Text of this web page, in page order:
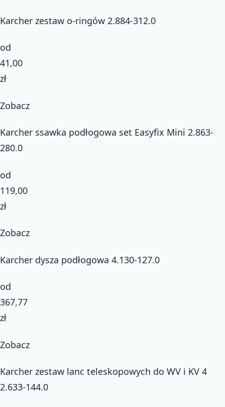
Karcher zestaw o-ringów 2.884-312.0
od
41,00
zł
Zobacz
Karcher ssawka podłogowa set Easyfix Mini 2.863-
280.0
od
119,00
zł
Zobacz
Karcher dysza podłogowa 4.130-127.0
od
367,77
zł
Zobacz
Karcher zestaw lanc teleskopowych do WV i KV 4
2.633-144.0